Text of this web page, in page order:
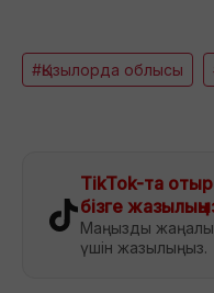
#Қызылорда облысы
TikTok-та
бізге
Маңызды
үшін жазылыңыз.